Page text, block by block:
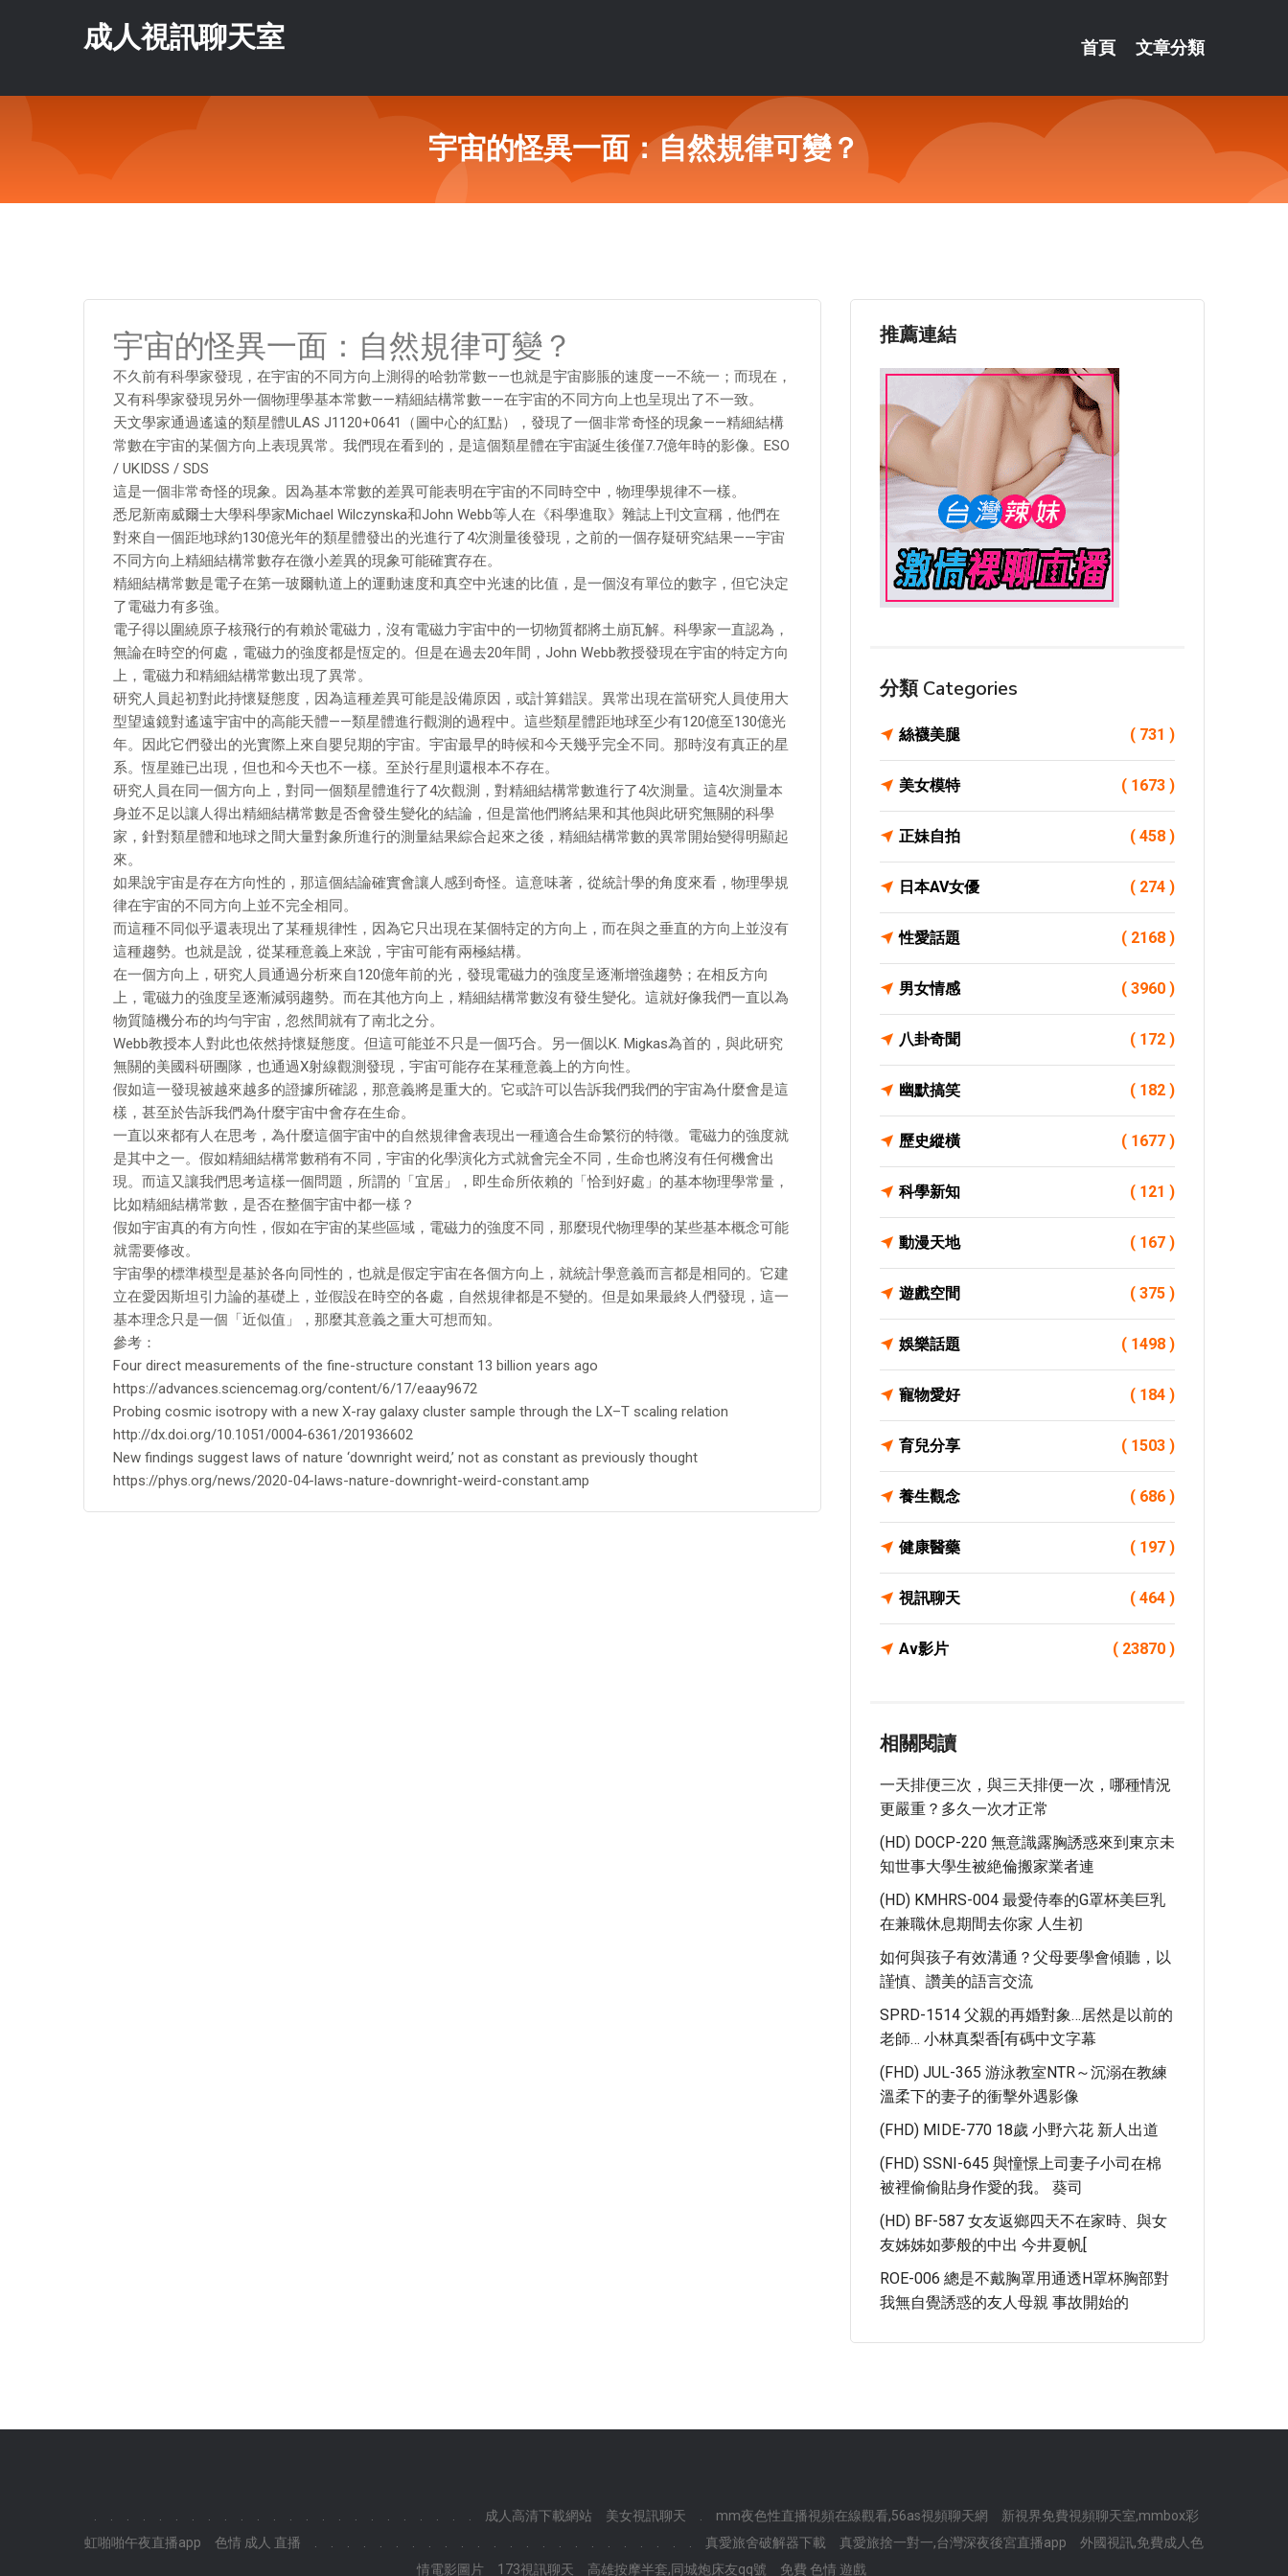
成人視訊聊天室 首頁 文章分類
宇宙的怪異一面：自然規律可變？
宇宙的怪異一面：自然規律可變？
不久前有科學家發現，在宇宙的不同方向上測得的哈勃常數——也就是宇宙膨脹的速度——不統一；而現在，
又有科學家發現另外一個物理學基本常數——精細結構常數——在宇宙的不同方向上也呈現出了不一致。
天文學家通過遙遠的類星體ULAS J1120+0641（圖中心的紅點），發現了一個非常奇怪的現象——精細結構
常數在宇宙的某個方向上表現異常。我們現在看到的，是這個類星體在宇宙誕生後僅7.7億年時的影像。ESO
/ UKIDSS / SDS
這是一個非常奇怪的現象。因為基本常數的差異可能表明在宇宙的不同時空中，物理學規律不一樣。
悉尼新南威爾士大學科學家Michael Wilczynska和John Webb等人在《科學進取》雜誌上刊文宣稱，他們在
對來自一個距地球約130億光年的類星體發出的光進行了4次測量後發現，之前的一個存疑研究結果——宇宙
不同方向上精細結構常數存在微小差異的現象可能確實存在。
精細結構常數是電子在第一玻爾軌道上的運動速度和真空中光速的比值，是一個沒有單位的數字，但它決定
了電磁力有多強。
電子得以圍繞原子核飛行的有賴於電磁力，沒有電磁力宇宙中的一切物質都將土崩瓦解。科學家一直認為，
無論在時空的何處，電磁力的強度都是恆定的。但是在過去20年間，John Webb教授發現在宇宙的特定方向
上，電磁力和精細結構常數出現了異常。
研究人員起初對此持懷疑態度，因為這種差異可能是設備原因，或計算錯誤。異常出現在當研究人員使用大
型望遠鏡對遙遠宇宙中的高能天體——類星體進行觀測的過程中。這些類星體距地球至少有120億至130億光
年。因此它們發出的光實際上來自嬰兒期的宇宙。宇宙最早的時候和今天幾乎完全不同。那時沒有真正的星
系。恆星雖已出現，但也和今天也不一樣。至於行星則還根本不存在。
研究人員在同一個方向上，對同一個類星體進行了4次觀測，對精細結構常數進行了4次測量。這4次測量本
身並不足以讓人得出精細結構常數是否會發生變化的結論，但是當他們將結果和其他與此研究無關的科學
家，針對類星體和地球之間大量對象所進行的測量結果綜合起來之後，精細結構常數的異常開始變得明顯起
來。
如果說宇宙是存在方向性的，那這個結論確實會讓人感到奇怪。這意味著，從統計學的角度來看，物理學規
律在宇宙的不同方向上並不完全相同。
而這種不同似乎還表現出了某種規律性，因為它只出現在某個特定的方向上，而在與之垂直的方向上並沒有
這種趨勢。也就是說，從某種意義上來說，宇宙可能有兩極結構。
在一個方向上，研究人員通過分析來自120億年前的光，發現電磁力的強度呈逐漸增強趨勢；在相反方向
上，電磁力的強度呈逐漸減弱趨勢。而在其他方向上，精細結構常數沒有發生變化。這就好像我們一直以為
物質隨機分布的均勻宇宙，忽然間就有了南北之分。
Webb教授本人對此也依然持懷疑態度。但這可能並不只是一個巧合。另一個以K. Migkas為首的，與此研究
無關的美國科研團隊，也通過X射線觀測發現，宇宙可能存在某種意義上的方向性。
假如這一發現被越來越多的證據所確認，那意義將是重大的。它或許可以告訴我們我們的宇宙為什麼會是這
樣，甚至於告訴我們為什麼宇宙中會存在生命。
一直以來都有人在思考，為什麼這個宇宙中的自然規律會表現出一種適合生命繁衍的特徵。電磁力的強度就
是其中之一。假如精細結構常數稍有不同，宇宙的化學演化方式就會完全不同，生命也將沒有任何機會出
現。而這又讓我們思考這樣一個問題，所謂的「宜居」，即生命所依賴的「恰到好處」的基本物理學常量，
比如精細結構常數，是否在整個宇宙中都一樣？
假如宇宙真的有方向性，假如在宇宙的某些區域，電磁力的強度不同，那麼現代物理學的某些基本概念可能
就需要修改。
宇宙學的標準模型是基於各向同性的，也就是假定宇宙在各個方向上，就統計學意義而言都是相同的。它建
立在愛因斯坦引力論的基礎上，並假設在時空的各處，自然規律都是不變的。但是如果最終人們發現，這一
基本理念只是一個「近似值」，那麼其意義之重大可想而知。
參考：
Four direct measurements of the fine-structure constant 13 billion years ago
https://advances.sciencemag.org/content/6/17/eaay9672
Probing cosmic isotropy with a new X-ray galaxy cluster sample through the LX–T scaling relation
http://dx.doi.org/10.1051/0004-6361/201936602
New findings suggest laws of nature ‘downright weird,’ not as constant as previously thought
https://phys.org/news/2020-04-laws-nature-downright-weird-constant.amp
推薦連結
分類 Categories
絲襪美腿 ( 731 )
美女模特 ( 1673 )
正妹自拍 ( 458 )
日本AV女優 ( 274 )
性愛話題 ( 2168 )
男女情感 ( 3960 )
八卦奇聞 ( 172 )
幽默搞笑 ( 182 )
歷史縱橫 ( 1677 )
科學新知 ( 121 )
動漫天地 ( 167 )
遊戲空間 ( 375 )
娛樂話題 ( 1498 )
寵物愛好 ( 184 )
育兒分享 ( 1503 )
養生觀念 ( 686 )
健康醫藥 ( 197 )
視訊聊天 ( 464 )
Av影片 ( 23870 )
相關閱讀
一天排便三次，與三天排便一次，哪種情況
更嚴重？多久一次才正常
(HD) DOCP-220 無意識露胸誘惑來到東京未
知世事大學生被絶倫搬家業者連
(HD) KMHRS-004 最愛侍奉的G罩杯美巨乳
在兼職休息期間去你家 人生初
如何與孩子有效溝通？父母要學會傾聽，以
謹慎、讚美的語言交流
SPRD-1514 父親的再婚對象…居然是以前的
老師… 小林真梨香[有碼中文字幕
(FHD) JUL-365 游泳教室NTR～沉溺在教練
溫柔下的妻子的衝擊外遇影像
(FHD) MIDE-770 18歲 小野六花 新人出道
(FHD) SSNI-645 與憧憬上司妻子小司在棉
被裡偷偷貼身作愛的我。 葵司
(HD) BF-587 女友返鄉四天不在家時、與女
友姊姊如夢般的中出 今井夏帆[
ROE-006 總是不戴胸罩用通透H罩杯胸部對
我無自覺誘惑的友人母親 事故開始的
成人高清下載網站 美女視訊聊天 mm夜色性直播視頻在線觀看,56as視頻聊天網
新視界免費視頻聊天室,mmbox彩
虹啪啪午夜直播app
色情 成人 直播 真愛旅舍破解器下載 真愛旅捨一對一,台灣深夜後宮直播app
外國視訊,免費成人色
情電影圖片
173視訊聊天 高雄按摩半套,同城炮床友qq號 免費 色情 遊戲